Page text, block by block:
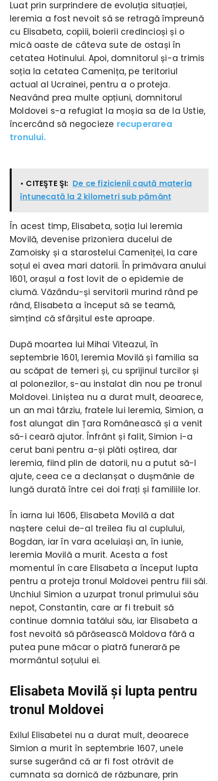
Luat prin surprindere de evoluția situației,
Ieremia a fost nevoit să se retragă împreună
cu Elisabeta, copiii, boierii credincioși și o
mică oaste de câteva sute de ostași în
cetatea Hotinului. Apoi, domnitorul și-a trimis
soția la cetatea Camenița, pe teritoriul
actual al Ucrainei, pentru a o proteja.
Neavând prea multe opțiuni, domnitorul
Moldovei s-a refugiat la moșia sa de la Ustie,
încercând să negocieze recuperarea
tronului.
• CITEŞTE ŞI: De ce fizicienii caută materia
întunecată la 2 kilometri sub pământ
În acest timp, Elisabeta, soția lui Ieremia
Movilă, devenise prizoniera ducelui de
Zamoisky și a starostelui Cameniței, la care
soțul ei avea mari datorii. În primăvara anului
1601, orașul a fost lovit de o epidemie de
ciumă. Văzându-și servitorii murind rând pe
rând, Elisabeta a început să se teamă,
simțind că sfârșitul este aproape.
După moartea lui Mihai Viteazul, în
septembrie 1601, Ieremia Movilă și familia sa
au scăpat de temeri și, cu sprijinul turcilor și
al polonezilor, s-au instalat din nou pe tronul
Moldovei. Liniștea nu a durat mult, deoarece,
un an mai târziu, fratele lui Ieremia, Simion, a
fost alungat din Țara Românească și a venit
să-i ceară ajutor. Înfrânt și falit, Simion i-a
cerut bani pentru a-și plăti oștirea, dar
Ieremia, fiind plin de datorii, nu a putut să-l
ajute, ceea ce a declanșat o dușmănie de
lungă durată între cei doi frați și familiile lor.
În iarna lui 1606, Elisabeta Movilă a dat
naștere celui de-al treilea fiu al cuplului,
Bogdan, iar în vara aceluiași an, în iunie,
Ieremia Movilă a murit. Acesta a fost
momentul în care Elisabeta a început lupta
pentru a proteja tronul Moldovei pentru fiii săi.
Unchiul Simion a uzurpat tronul primului său
nepot, Constantin, care ar fi trebuit să
continue domnia tatălui său, iar Elisabeta a
fost nevoită să părăsească Moldova fără a
putea pune măcar o piatră funerară pe
mormântul soțului ei.
Elisabeta Movilă şi lupta pentru
tronul Moldovei
Exilul Elisabetei nu a durat mult, deoarece
Simion a murit în septembrie 1607, unele
surse sugerând că ar fi fost otrăvit de
cumnata sa dornică de răzbunare, prin